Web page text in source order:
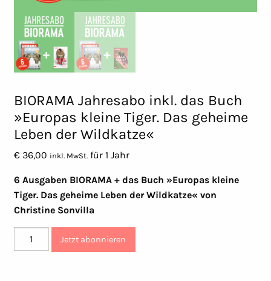
BIORAMA Jahresabo inkl. das Buch
»Europas kleine Tiger. Das geheime
Leben der Wildkatze«
€36,00 inkl. MwSt. für 1 Jahr
6 Ausgaben BIORAMA + das Buch »Europas kleine
Tiger. Das geheime Leben der Wildkatze« von
Christine Sonvilla
BIORAMA
Jahresabo
Jetzt abonnieren